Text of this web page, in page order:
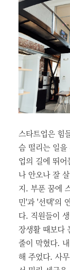
스타트업은 힘
슴 떨리는 일
업의 길에 뛰
나 안오나 잘
지. 부푼 꿈에
민'과 '선택'의
다. 직원들이
장생활 때보다
줄이 막혔다.
해 주었다. 사